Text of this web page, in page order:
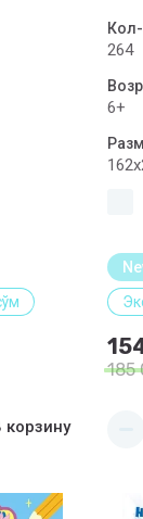
корзину
264
6+
185